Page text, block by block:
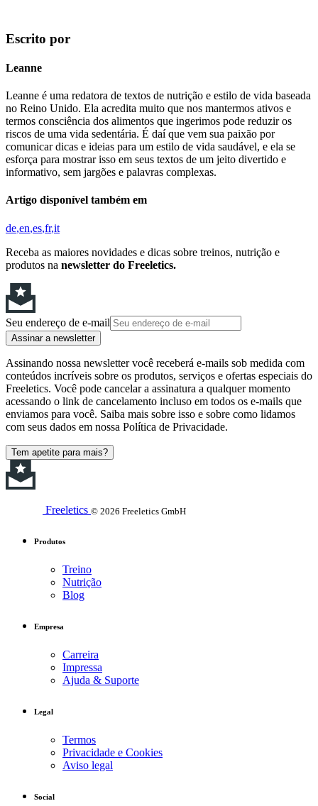
Escrito por
Leanne
Leanne é uma redatora de textos de nutrição e estilo de vida baseada
no Reino Unido. Ela acredita muito que nos mantermos ativos e
termos consciência dos alimentos que ingerimos pode reduzir os
riscos de uma vida sedentária. É daí que vem sua paixão por
comunicar dicas e ideias para um estilo de vida saudável, e ela se
esforça para mostrar isso em seus textos de um jeito divertido e
informativo, sem jargões e palavras complexas.
Artigo disponível também em
de en es fr it
Receba as maiores novidades e dicas sobre treinos, nutrição e
produtos na newsletter do Freeletics.
Seu endereço de e-mail
Assinar a newsletter
Assinando nossa newsletter você receberá e-mails sob medida com
conteúdos incríveis sobre os produtos, serviços e ofertas especiais do
Freeletics. Você pode cancelar a assinatura a qualquer momento
acessando o link de cancelamento incluso em todos os e-mails que
enviamos para você. Saiba mais sobre isso e sobre como lidamos
com seus dados em nossa Política de Privacidade.
Tem apetite para mais?
Freeletics © 2026 Freeletics GmbH
Produtos
Treino
Nutrição
Blog
Empresa
Carreira
Impressa
Ajuda & Suporte
Legal
Termos
Privacidade e Cookies
Aviso legal
Social